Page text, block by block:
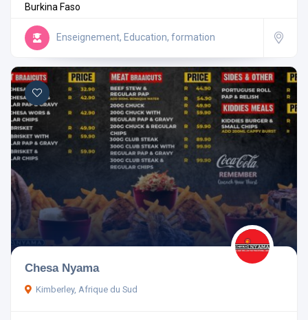
Burkina Faso
Enseignement, Education, formation
Chesa Nyama
Kimberley, Afrique du Sud